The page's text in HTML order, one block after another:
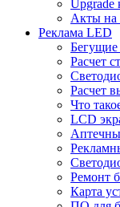
Upgrade
Акты на
Реклама LED
Бегущие
Расчет
Расчет
Что
LCD
Ремонт
Карта